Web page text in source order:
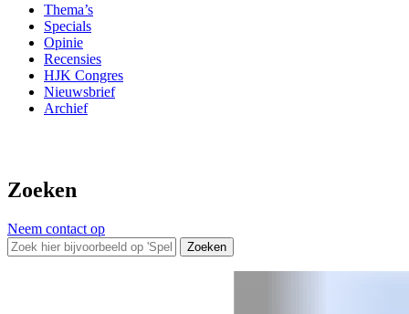
Thema’s
Specials
Opinie
Recensies
HJK Congres
Nieuwsbrief
Archief
Zoeken
Neem contact op
Zoeken